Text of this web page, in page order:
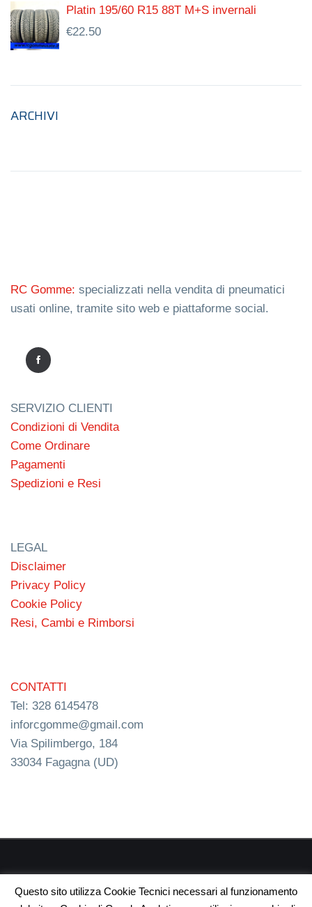
Platin 195/60 R15 88T M+S invernali
€22.50
ARCHIVI
RC Gomme: specializzati nella vendita di pneumatici
usati online, tramite sito web e piattaforme social.
SERVIZIO CLIENTI
Condizioni di Vendita
Come Ordinare
Pagamenti
Spedizioni e Resi
LEGAL
Disclaimer
Privacy Policy
Cookie Policy
Resi, Cambi e Rimborsi
CONTATTI
Tel: 328 6145478
inforcgomme@gmail.com
Via Spilimbergo, 184
33034 Fagagna (UD)
webdesign
Questo sito utilizza Cookie Tecnici necessari al funzionamento